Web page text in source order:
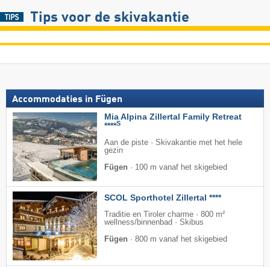
Tips voor de skivakantie
Accommodaties in Fügen
Mia Alpina Zillertal Family Retreat
****S
Aan de piste · Skivakantie met het hele
gezin
Fügen · 100 m vanaf het skigebied
SCOL Sporthotel Zillertal ****
Traditie en Tiroler charme · 800 m²
wellness/binnenbad · Skibus
Fügen · 800 m vanaf het skigebied